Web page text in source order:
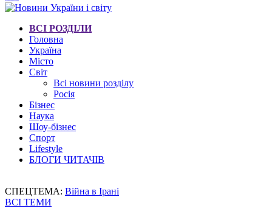
ВСІ РОЗДІЛИ
Головна
Україна
Місто
Світ
Всі новини розділу
Росія
Бізнес
Наука
Шоу-бізнес
Спорт
Lifestyle
БЛОГИ ЧИТАЧІВ
СПЕЦТЕМА: Війна в Ірані
ВСІ ТЕМИ